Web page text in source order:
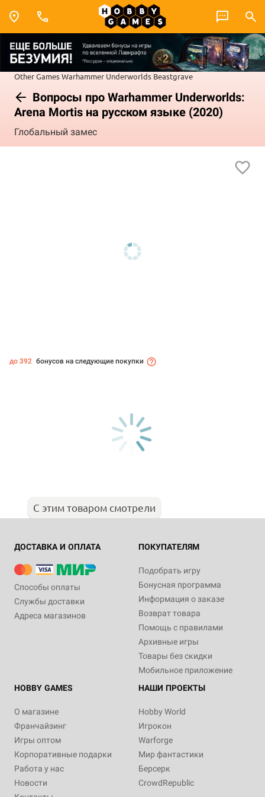
Other GamesWarhammer Underworlds Beastgrave
Вопросы про Warhammer Underworlds:
Arena Mortis на русском языке (2020)
Глобальный замес
до 392 бонусов на следующие покупки
С этим товаром смотрели
ДОСТАВКА И ОПЛАТА
Способы оплаты
Службы доставки
Адреса магазинов
ПОКУПАТЕЛЯМ
Подобрать игру
Бонусная программа
Информация о заказе
Возврат товара
Помощь с правилами
Архивные игры
Товары без скидки
Мобильное приложение
HOBBY GAMES
О магазине
Франчайзинг
Игры оптом
Корпоративные подарки
Работа у нас
Новости
НАШИ ПРОЕКТЫ
Hobby World
Игрокон
Warforge
Мир фантастики
Берсерк
CrowdRepublic